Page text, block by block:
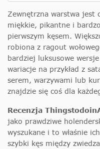
Zewnętrzna warstwa jest
miękkie, pikantne i
pierwszym kęsem.
robiona z ragout
bardziej luksusowe
wariacje na przykład z
serem, warzywami lub
znajdzie się coś dla
Recenzja
jako prawdziwe
wyszukane i to właśnie
szybki kęs między